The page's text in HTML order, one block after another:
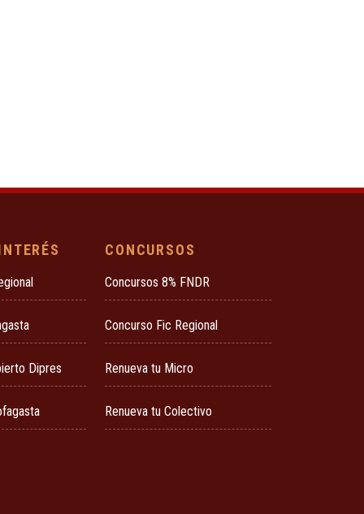
Dipres
CONCURSOS
Concursos 8% FNDR
Concurso Fic Regional
Renueva tu Micro
Renueva tu Colectivo